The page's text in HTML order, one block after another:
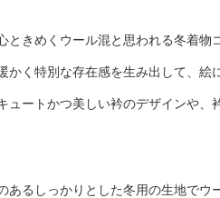
きめくウール混と思われる冬着物
く特別な存在感を生み出して、絵
ュートかつ美しい衿のデザインや
あるしっかりとした冬用の生地で